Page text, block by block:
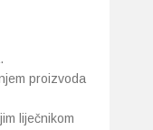
proizvoda
liječnikom